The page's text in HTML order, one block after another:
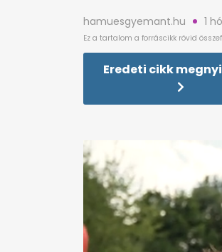
hamuesgyemant.hu 1
Eredeti cikk